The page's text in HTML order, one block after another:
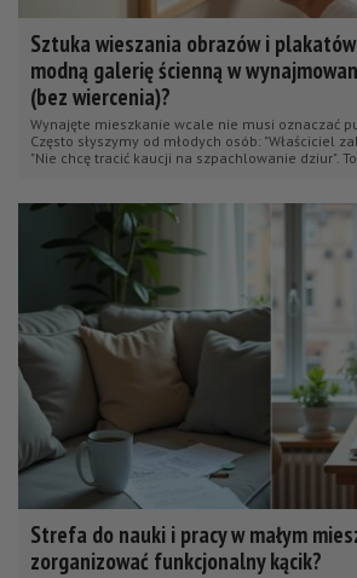
Sztuka wieszania obrazów i
modną galerię ścienną w
(bez wiercenia)?
Wynajęte mieszkanie wcale nie musi oznaczać
Często słyszymy od młodych osób: "Właściciel
"Nie chcę tracić kaucji na szpachlowanie dziur".
Strefa do nauki i pracy w małym
zorganizować funkcjonalny kącik?